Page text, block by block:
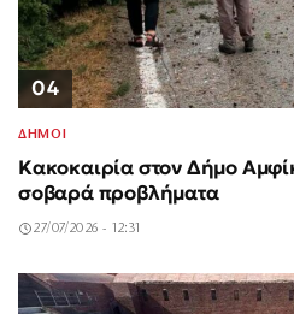
04
ΔΗΜΟΙ
Κακοκαιρία στον Δήμο
σοβαρά προβλήματα
27/07/2026 - 12:31